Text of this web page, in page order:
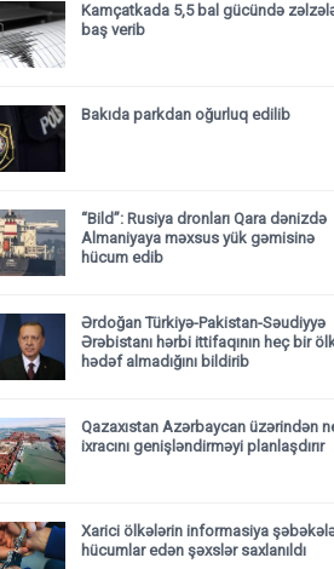
Kamçatkada 5,5 bal gücündə
baş verib
Bakıda parkdan oğurluq edilib
“Bild”: Rusiya dronları Qara dənizdə
Almaniyaya məxsus yük gəmisinə
hücum edib
Ərdoğan Türkiyə-Pakistan-Səudiyyə
Ərəbistanı hərbi ittifaqının heç bir
hədəf almadığını bildirib
Qazaxıstan Azərbaycan üzərindən
ixracını genişləndirməyi planlaşdırır
Xarici ölkələrin informasiya
hücumlar edən şəxslər saxlanıldı